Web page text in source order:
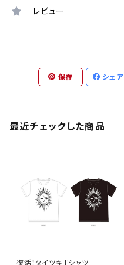
レビュー
保存 シェア
最近チェックした商品
復活！タイツキTシャツ